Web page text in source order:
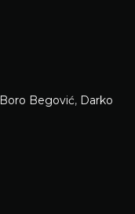
Boro Begović, Darko